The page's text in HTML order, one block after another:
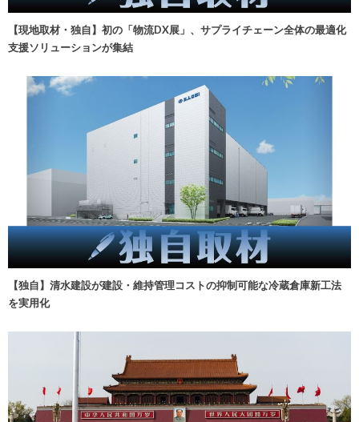
【現地取材・独自】初の「物流DX展」、サプライチェーン全体の最適化
支援ソリューションが集結
【独自】清水建設が建設・維持管理コストの抑制可能な冷蔵倉庫新工法
を実用化